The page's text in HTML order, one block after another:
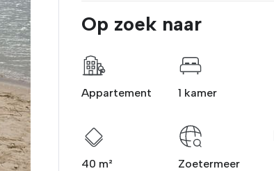
Op zoek naar
Appartement 1 kamer
40 m² Zoetermeer